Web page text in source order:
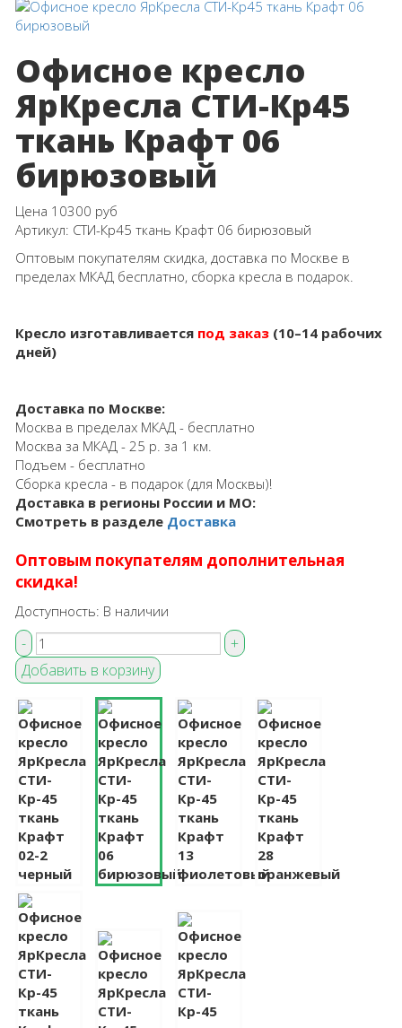
Офисное кресло
ЯрКресла СТИ-Кр45
ткань Крафт 06
бирюзовый
Цена 10300 руб
Артикул: СТИ-Кр45 ткань Крафт 06 бирюзовый
Оптовым покупателям скидка, доставка по Москве в
пределах МКАД бесплатно, сборка кресла в подарок.
Кресло изготавливается под заказ (10–14 рабочих
дней)
Доставка по Москве:
Москва в пределах МКАД - бесплатно
Москва за МКАД - 25 р. за 1 км.
Подъем - бесплатно
Сборка кресла - в подарок (для Москвы)!
Доставка в регионы России и МО:
Смотреть в разделе Доставка
Оптовым покупателям дополнительная
скидка!
Доступность: В наличии